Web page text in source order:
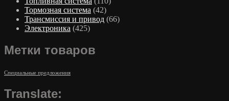
Тормозная система (42)
Трансмиссия и привод (66)
Электроника (425)
Метки товаров
Специальные предложения
Translate: